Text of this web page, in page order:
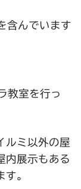
含んでいます
教室を行っ
ルミ以外の屋
内展示もある
。